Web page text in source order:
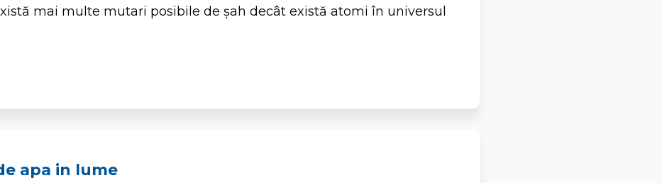
mai multe mutari posibile de șah decât există atomi în universul
apa in lume